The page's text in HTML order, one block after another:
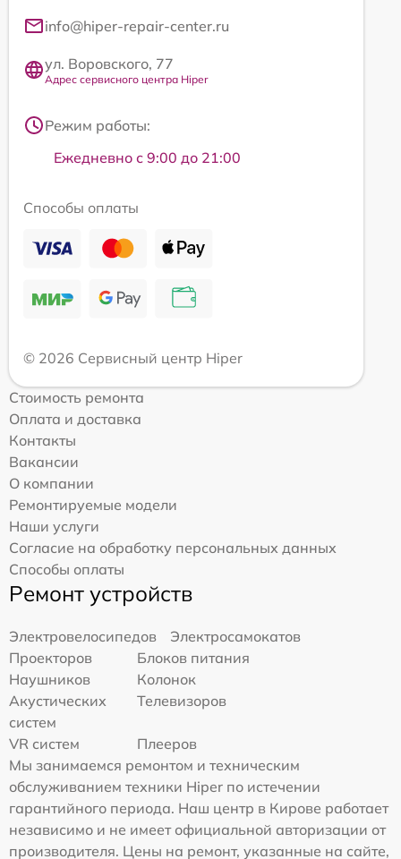
info@hiper-repair-center.ru
ул. Воровского, 77
Адрес сервисного центра Hiper
Режим работы:
Ежедневно с 9:00 до 21:00
Способы оплаты
© 2026 Сервисный центр Hiper
Стоимость ремонта
Оплата и доставка
Контакты
Вакансии
О компании
Ремонтируемые модели
Наши услуги
Согласие на обработку персональных данных
Способы оплаты
Ремонт устройств
Электровелосипедов
Электросамокатов
Проекторов
Блоков питания
Наушников
Колонок
Акустических
систем
Телевизоров
VR систем
Плееров
Мы занимаемся ремонтом и техническим
обслуживанием техники Hiper по истечении
гарантийного периода. Наш центр в Кирове работает
независимо и не имеет официальной авторизации от
производителя. Цены на ремонт, указанные на сайте,